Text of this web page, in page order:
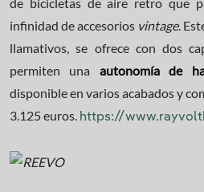
infinidad de accesorios vintage.
llamativos, se ofrece con dos
permiten una autonomía de
disponible en varios acabados y
3.125 euros. https://